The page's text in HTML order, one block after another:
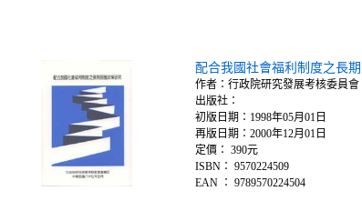
配合我國社會福利制度之長期
作者：行政院研究發展考核委員會
出版社：
初版日期：1998年05月01日
再版日期：2000年12月01日
定價： 390元
ISBN： 9570224509
EAN ： 9789570224504